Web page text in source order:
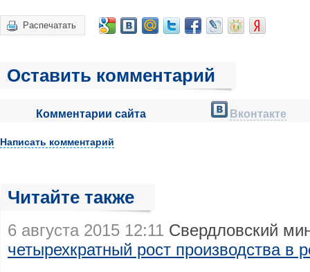
Распечатать
Оставить комментарий
Комментарии сайта Вконтакте
Написать комментарий
Читайте также
6 августа 2015 12:11 Свердловский
четырехкратный рост производства в